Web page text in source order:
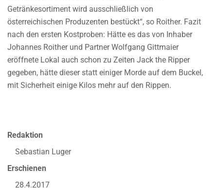
Getränkesortiment wird ausschließlich von
österreichischen Produzenten bestückt“, so Roither. Fazit
nach den ersten Kostproben: Hätte es das von Inhaber
Johannes Roither und Partner Wolfgang Gittmaier
eröffnete Lokal auch schon zu Zeiten Jack the Ripper
gegeben, hätte dieser statt einiger Morde auf dem Buckel,
mit Sicherheit einige Kilos mehr auf den Rippen.
Redaktion
Sebastian Luger
Erschienen
28.4.2017